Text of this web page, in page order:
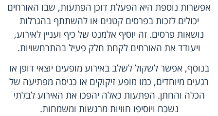
אפשרות נוספת היא הפעלת דוכן הפתעות, שבו האורחים
יכולים לזכות בפרסים קטנים או להשתתף בהגרלות
נושאות פרסים. זה יוסיף אלמנט של כיף ועניין לאירוע,
ויעודד את האורחים לקחת חלק פעיל בהתרחשויות.
בנוסף, אפשר לשקול לשלב באירוע מופעים יוצאי דופן או
רגעים מיוחדים, כמו מופע זיקוקים או כניסה מפתיעה של
הכלה והחתן. הפתעות כאלה יהפכו את האירוע לבלתי
נשכח ויוסיפו חוויות מרגשות ומשמחות.